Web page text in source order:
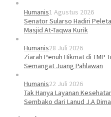
Humanis1 Agustus 2026
Senator Sularso Hadiri
Masjid At-Taqwa Kurik
Humanis28 Juli 2026
Ziarah Penuh Hikmat di TMP
Semangat Juang Pahlawan
Humanis22 Juli 2026
Tak Hanya Layanan
Sembako dari Lanud J.A